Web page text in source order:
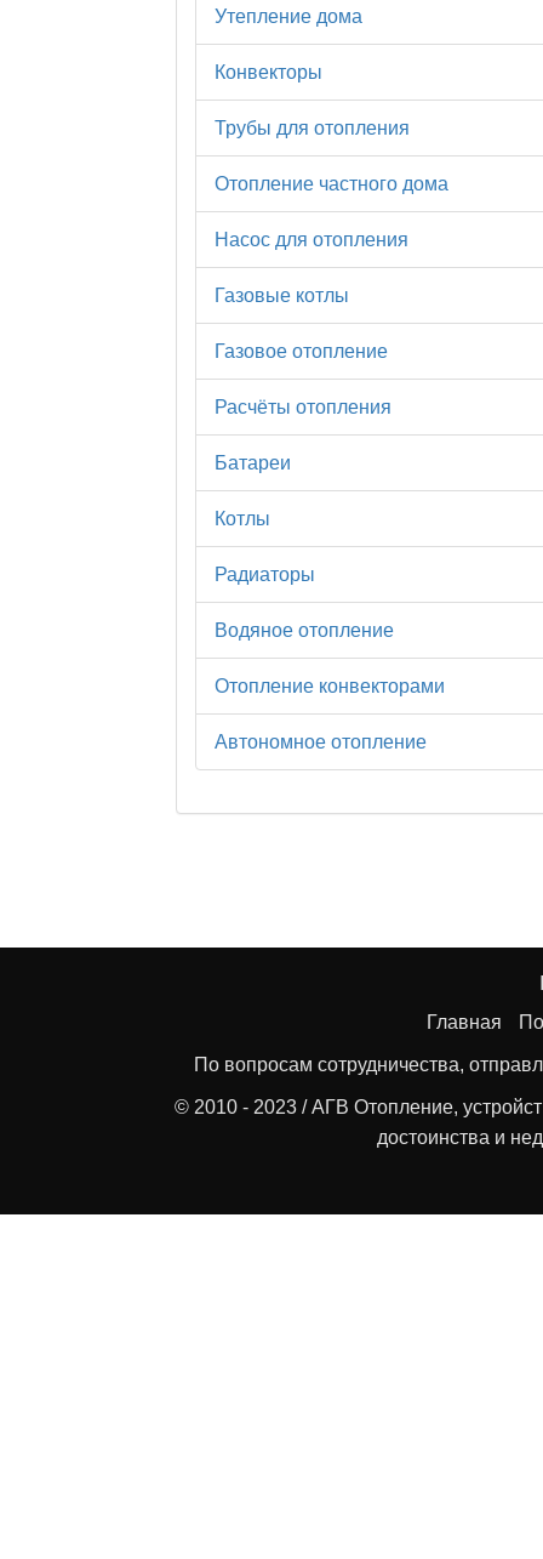
Утепление дома
Конвекторы
Трубы для отопления
Отопление частного дома
Насос для отопления
Газовые котлы
Газовое отопление
Расчёты отопления
Батареи
Котлы
Радиаторы
Водяное отопление
Отопление конвекторами
Автономное отопление
Главная
По вопросам сотрудничества,
© 2010 - 2023 / АГВ Отопление,
достоинства и